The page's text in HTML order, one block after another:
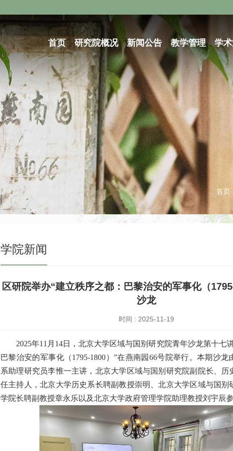
首页 研究院概况 新闻公告 教学管理 学
首页
学院新闻
区研院举办“建立秩序之都：巴黎治安的军事化（
沙龙
时间 : 2025-11-19
2025年11月14日，北京大学区域与国别研究院青年沙龙第十七
巴黎治安的军事化（1795-1800）”在燕南园66号院举行。本期沙龙
系助理研究员李惟一主讲，北京大学区域与国别研究院副院长、历
任主持人，北京大学历史系长聘副教授崇明、北京大学区域与国别
学院长聘副教授章永乐以及北京大学政府管理学院助理教授刘宇辰参